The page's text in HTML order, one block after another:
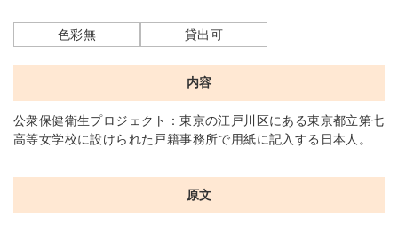
色彩無 貸出可
内容
公衆保健衛生プロジェクト：東京の江戸川区にある東京都立第七
高等女学校に設けられた戸籍事務所で用紙に記入する日本人。
原文